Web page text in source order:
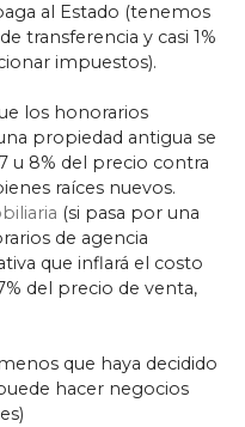
al Estado (tenemos
transferencia y casi 1%
impuestos).
los honorarios
propiedad antigua se
u 8% del precio contra
raíces nuevos.
(si pasa por una
de agencia
que inflará el costo
del precio de venta,
que haya decidido
hacer negocios